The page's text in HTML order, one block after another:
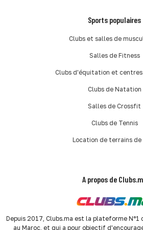
Sports populaires
Clubs et salles de
Salles de Fitness
Clubs d'équitation et
Clubs de Natation
Salles de Crossfit
Clubs de Tennis
Location de terrains
A propos de
Depuis 2017, Clubs.ma est la plateforme
au Maroc, et qui a pour objectif